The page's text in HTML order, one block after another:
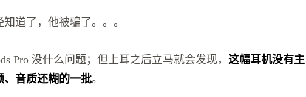
道了，他被骗了。。。
Pro 没什么问题；但上耳之后立马就会发现，这幅耳机没有主
、音质还糊的一批。